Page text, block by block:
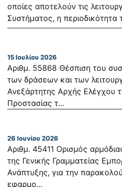
οποίες αποτελούν τις
Συστήματος, η περιοδικότητα
15 Ιουλίου 2026
Αριθμ. 55868 Θέσπιση του
των δράσεων και των
Ανεξάρτητης Αρχής Ελέγχου
Προστασίας τ...
26 Ιουνίου 2026
Αριθμ. 45411 Ορισμός
της Γενικής Γραμματείας
Ανάπτυξης, για την
εφαρμο...